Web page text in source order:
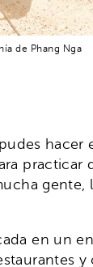
de Phang Nga
hacer
gente,
en un